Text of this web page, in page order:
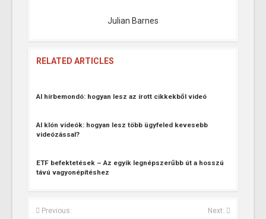
Julian Barnes
RELATED ARTICLES
AI hírbemondó: hogyan lesz az írott cikkekből videó
AI klón videók: hogyan lesz több ügyfeled kevesebb
videózással?
ETF befektetések – Az egyik legnépszerűbb út a hosszú
távú vagyonépítéshez
Previous: Next: